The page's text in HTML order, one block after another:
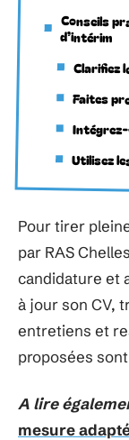
Conseils
d’intérim
Clarifiez
Faites
Intégrez-
Utilisez
Pour tirer
par RAS
candidature et
à jour son CV,
entretiens et
proposées
A lire
mesure